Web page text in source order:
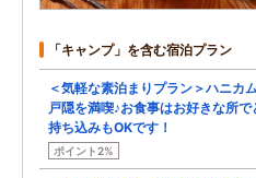
「キャンプ」を含む宿泊プラン
＜気軽な素泊まりプラン＞ハニカ
戸隠を満喫♪お食事はお好きな所で
持ち込みもOKです！
ポイント2%